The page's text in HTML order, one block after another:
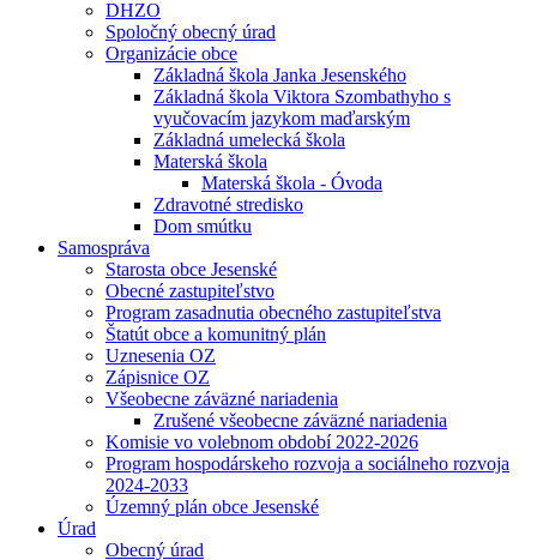
DHZO
Spoločný obecný úrad
Organizácie obce
Základná škola Janka Jesenského
Základná škola Viktora Szombathyho s
vyučovacím jazykom maďarským
Základná umelecká škola
Materská škola
Materská škola - Óvoda
Zdravotné stredisko
Dom smútku
Samospráva
Starosta obce Jesenské
Obecné zastupiteľstvo
Program zasadnutia obecného zastupiteľstva
Štatút obce a komunitný plán
Uznesenia OZ
Zápisnice OZ
Všeobecne záväzné nariadenia
Zrušené všeobecne záväzné nariadenia
Komisie vo volebnom období 2022-2026
Program hospodárskeho rozvoja a sociálneho rozvoja
2024-2033
Územný plán obce Jesenské
Úrad
Obecný úrad